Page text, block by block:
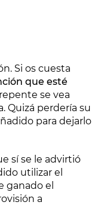
Si os cuesta
que esté
se vea
Quizá perdería su
para dejarlo
sí se le advirtió
utilizar el
ganado el
a